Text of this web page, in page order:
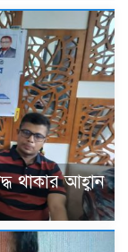
থাকার আহ্বান